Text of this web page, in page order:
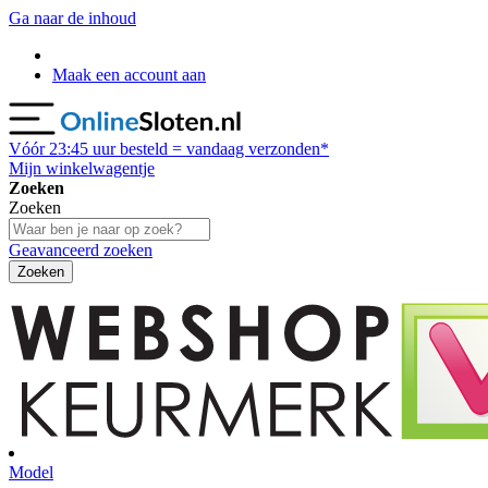
Ga naar de inhoud
Maak een account aan
Vóór 23:45 uur besteld = vandaag verzonden*
Mijn winkelwagentje
Zoeken
Zoeken
Geavanceerd zoeken
Zoeken
Model